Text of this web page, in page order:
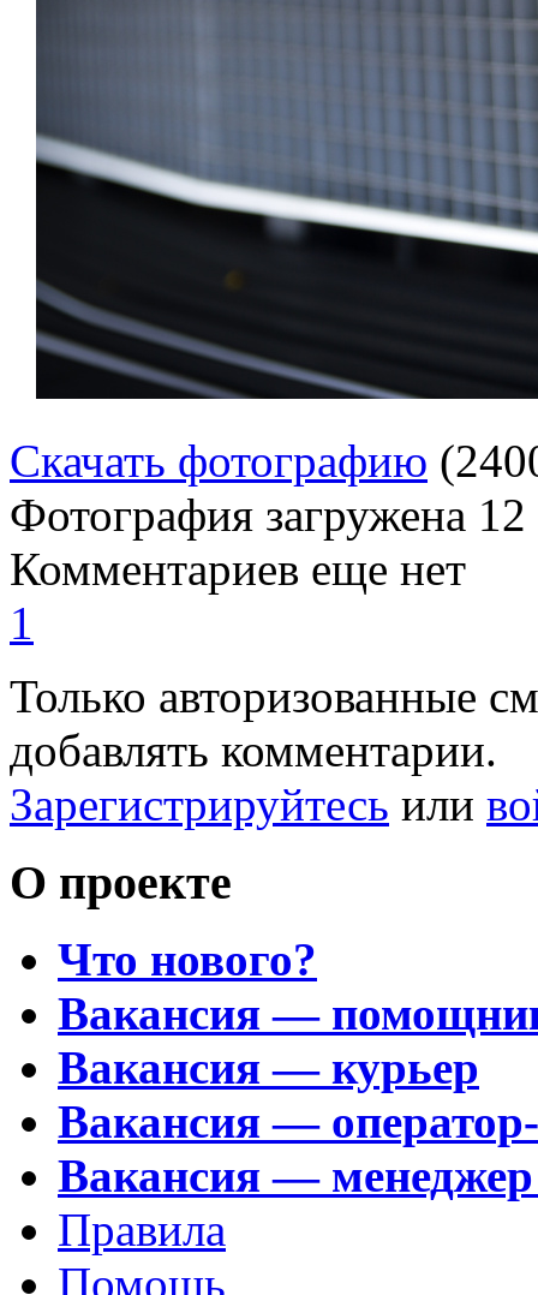
Скачать фотографию
Фотография загружена
Комментариев еще нет
1
Только авторизованные
добавлять комментарии.
Зарегистрируйтесь или
О проекте
Что нового?
Вакансия —
Вакансия — курьер
Вакансия —
Вакансия —
Правила
Помощь